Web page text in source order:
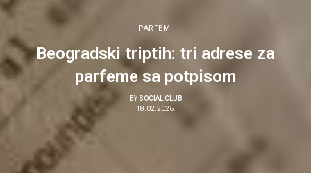
PARFEMI
Beogradski triptih: tri adrese za
parfeme sa potpisom
BY SOCIAL CLUB
18.02.2026.